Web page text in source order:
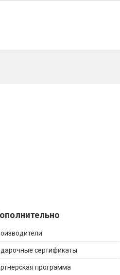
сертификаты
программа